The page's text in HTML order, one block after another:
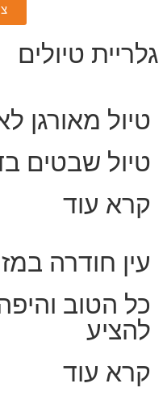
גלריית טיולים
טיול מאורגן
טיול שבטים
קרא עוד
עין חודרה
כל הטוב
להציע
קרא עוד